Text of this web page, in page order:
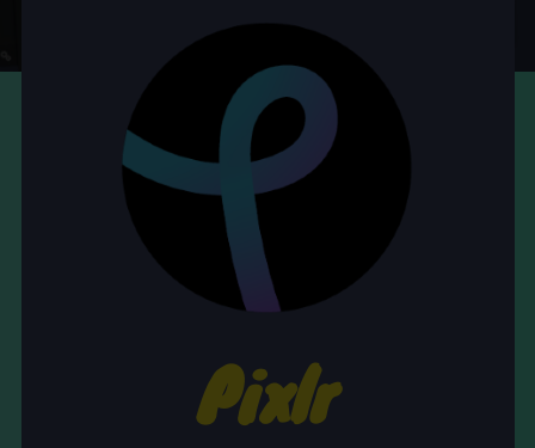
Pixlr